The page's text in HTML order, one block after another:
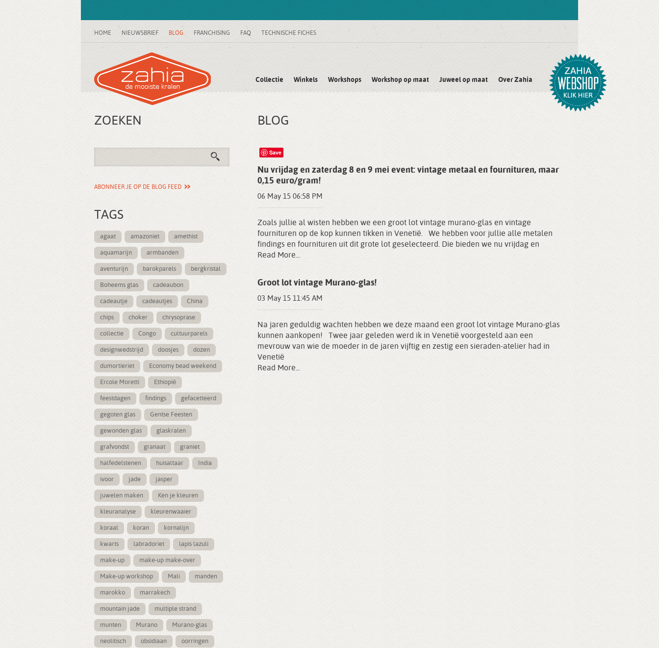
HOME NIEUWSBRIEF BLOG FRANCHISING FAQ TECHNISCHE FICHES
Collectie Winkels Workshops Workshop op maat Juweel op maat Over Zahia
BLOG
Save
Nu vrijdag en zaterdag 8 en 9 mei event: vintage metaal en fournituren, maar
0,15 euro/gram!
06 May 15 06:58 PM
Zoals jullie al wisten hebben we een groot lot vintage murano-glas en vintage
fournituren op de kop kunnen tikken in Venetië. We hebben voor jullie alle metalen
findings en fournituren uit dit grote lot geselecteerd. Die bieden we nu vrijdag en
Read More...
Groot lot vintage Murano-glas!
03 May 15 11:45 AM
Na jaren geduldig wachten hebben we deze maand een groot lot vintage Murano-glas
kunnen aankopen! Twee jaar geleden werd ik in Venetië voorgesteld aan een
mevrouw van wie de moeder in de jaren vijftig en zestig een sieraden-atelier had in
Venetië
Read More...
ZOEKEN
ABONNEER JE OP DE BLOG FEED
TAGS
agaat amazoniet amethist
aquamarijn armbanden
aventurijn barokparels bergkristal
Boheems glas cadeaubon
cadeautje cadeautjes China
chips choker chrysoprase
collectie Congo cultuurparels
designwedstrijd doosjes dozen
dumortieriet Economy bead weekend
Ercole Moretti Ethiopië
feestdagen findings gefacetteerd
gegoten glas Gentse Feesten
gewonden glas glaskralen
grafvondst granaat graniet
halfedelstenen huisaltaar India
ivoor jade jasper
juwelen maken Ken je kleuren
kleuranalyse kleurenwaaier
koraal koran kornalijn
kwarts labradoriet lapis lazuli
make-up make-up make-over
Make-up workshop Mali manden
marokko marrakech
mountain jade multiple strand
munten Murano Murano-glas
neolitisch obsidiaan oorringen